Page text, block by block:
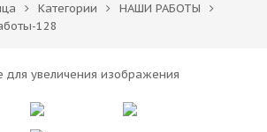
Категории
НАШИ РАБОТЫ
128